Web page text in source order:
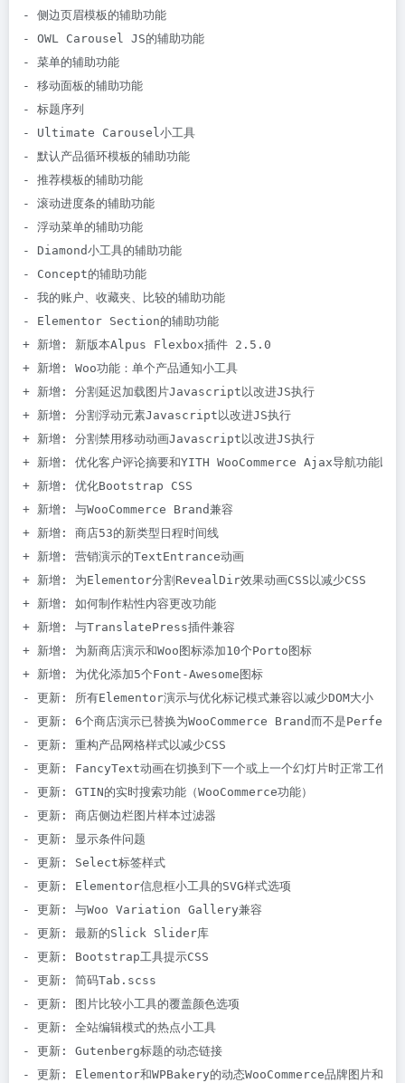
- 侧边页眉模板的辅助功能
- OWL Carousel JS的辅助功能
- 菜单的辅助功能
- 移动面板的辅助功能
- 标题序列
- Ultimate Carousel小工具
- 默认产品循环模板的辅助功能
- 推荐模板的辅助功能
- 滚动进度条的辅助功能
- 浮动菜单的辅助功能
- Diamond小工具的辅助功能
- Concept的辅助功能
- 我的账户、收藏夹、比较的辅助功能
- Elementor Section的辅助功能
+ 新增: 新版本Alpus Flexbox插件 2.5.0
+ 新增: Woo功能：单个产品通知小工具
+ 新增: 分割延迟加载图片Javascript以改进JS执行
+ 新增: 分割浮动元素Javascript以改进JS执行
+ 新增: 分割禁用移动动画Javascript以改进JS执行
+ 新增: 优化客户评论摘要和YITH WooCommerce Ajax导航功能以减
+ 新增: 优化Bootstrap CSS
+ 新增: 与WooCommerce Brand兼容
+ 新增: 商店53的新类型日程时间线
+ 新增: 营销演示的TextEntrance动画
+ 新增: 为Elementor分割RevealDir效果动画CSS以减少CSS
+ 新增: 如何制作粘性内容更改功能
+ 新增: 与TranslatePress插件兼容
+ 新增: 为新商店演示和Woo图标添加10个Porto图标
+ 新增: 为优化添加5个Font-Awesome图标
- 更新: 所有Elementor演示与优化标记模式兼容以减少DOM大小
- 更新: 6个商店演示已替换为WooCommerce Brand而不是Perfect
- 更新: 重构产品网格样式以减少CSS
- 更新: FancyText动画在切换到下一个或上一个幻灯片时正常工作
- 更新: GTIN的实时搜索功能（WooCommerce功能）
- 更新: 商店侧边栏图片样本过滤器
- 更新: 显示条件问题
- 更新: Select标签样式
- 更新: Elementor信息框小工具的SVG样式选项
- 更新: 与Woo Variation Gallery兼容
- 更新: 最新的Slick Slider库
- 更新: Bootstrap工具提示CSS
- 更新: 简码Tab.scss
- 更新: 图片比较小工具的覆盖颜色选项
- 更新: 全站编辑模式的热点小工具
- 更新: Gutenberg标题的动态链接
- 更新: Elementor和WPBakery的动态WooCommerce品牌图片和链